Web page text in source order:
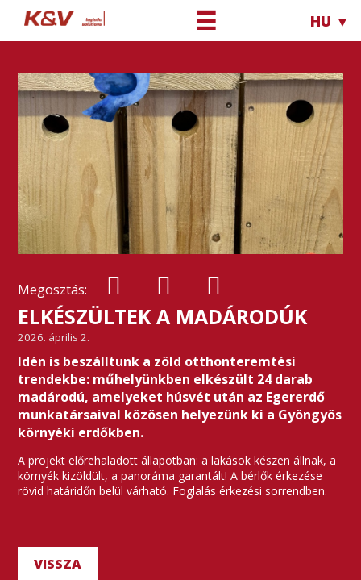
☰ HU ▼
Megosztás:
ELKÉSZÜLTEK A MADÁRODÚK
2026. április 2.
Idén is beszálltunk a zöld otthonteremtési
trendekbe: műhelyünkben elkészült 24 darab
madárodú, amelyeket húsvét után az Egererdő
munkatársaival közösen helyezünk ki a Gyöngyös
környéki erdőkben.
A projekt előrehaladott állapotban: a lakások készen állnak, a
környék kizöldült, a panoráma garantált! A bérlők érkezése
rövid határidőn belül várható. Foglalás érkezési sorrendben.
VISSZA